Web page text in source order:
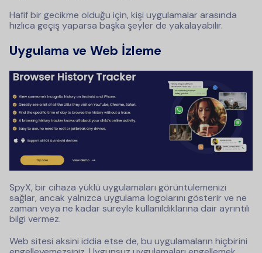
Hafif bir gecikme olduğu için, kişi uygulamalar arasında
hızlıca geçiş yaparsa başka şeyler de yakalayabilir.
Uygulama ve Web İzleme
SpyX, bir cihaza yüklü uygulamaları görüntülemenizi
sağlar, ancak yalnızca uygulama logolarını gösterir ve ne
zaman veya ne kadar süreyle kullanıldıklarına dair ayrıntılı
bilgi vermez.
Web sitesi aksini iddia etse de, bu uygulamaların hiçbirini